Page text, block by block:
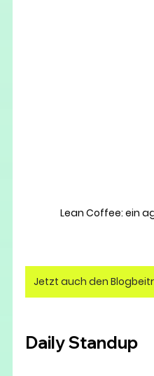
Lean Coffee: ein
Daily Standup